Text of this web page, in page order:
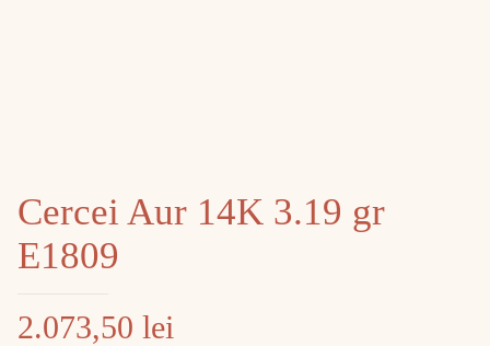
Cercei Aur 14K 3.19 gr
E1809
2.073,50 lei